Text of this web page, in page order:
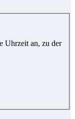
Uhrzeit an, zu der